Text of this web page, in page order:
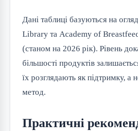
Дані таблиці базуються на
Library та Academy of
(станом на 2026 рік). Рівень
більшості продуктів
їх розглядають як підтримку, а
метод.
Практичні